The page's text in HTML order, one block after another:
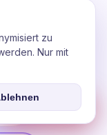
zu
Nur mit
☎